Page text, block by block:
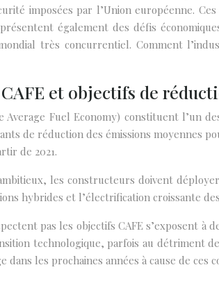
imposées par l’Union européenne.
également des défis
très concurrentiel. Comment
et objectifs de
Average Fuel Economy) constituent l’un
de réduction des émissions moyennes
de 2021.
les constructeurs doivent
hybrides et l’électrification croissante
pas les objectifs CAFE s’exposent
technologique, parfois au détriment
dans les prochaines années à cause de ces